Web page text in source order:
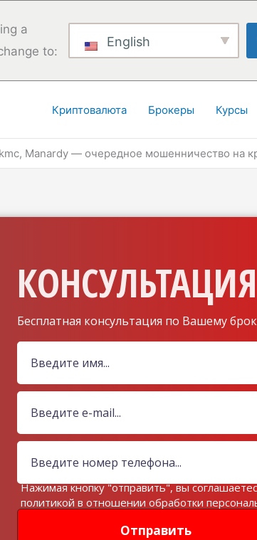
a
to:
English
Криптовалюта Брокеры Курсы
Manardy — очередное мошенничество на
Бесплатная консультация по Вашему
Отправить
Нажимая кнопку "отправить", вы
политикой в отношении обработки